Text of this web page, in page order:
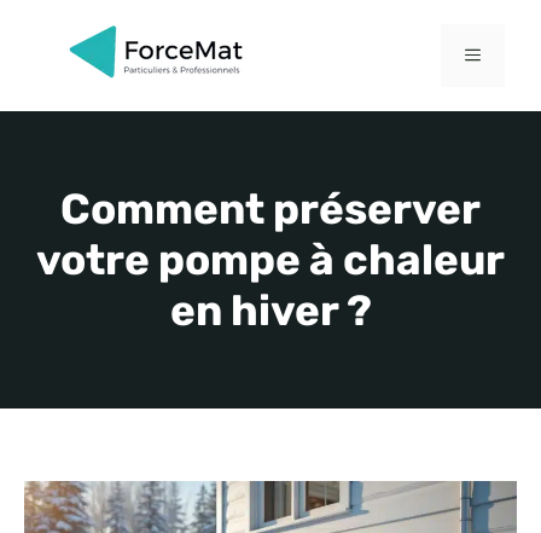
MENU
Comment préserver
votre pompe à chaleur
en hiver ?